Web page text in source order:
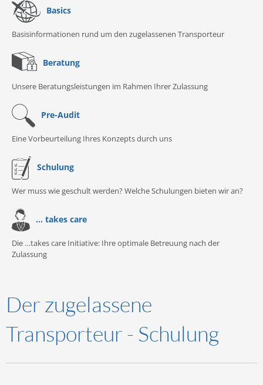
Basics
Basisinformationen rund um den zugelassenen Transporteur
Beratung
Unsere Beratungsleistungen im Rahmen Ihrer Zulassung
Pre-Audit
Eine Vorbeurteilung Ihres Konzepts durch uns
Schulung
Wer muss wie geschult werden? Welche Schulungen bieten wir an?
... takes care
Die …takes care Initiative: Ihre optimale Betreuung nach der
Zulassung
Der zugelassene
Transporteur - Schulung